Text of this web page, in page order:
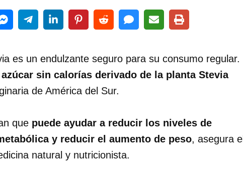
es un endulzante seguro para su consumo regular.
sin calorías derivado de la planta Stevia
de América del Sur.
que puede ayudar a reducir los niveles de
y reducir el aumento de peso, asegura el
natural y nutricionista.